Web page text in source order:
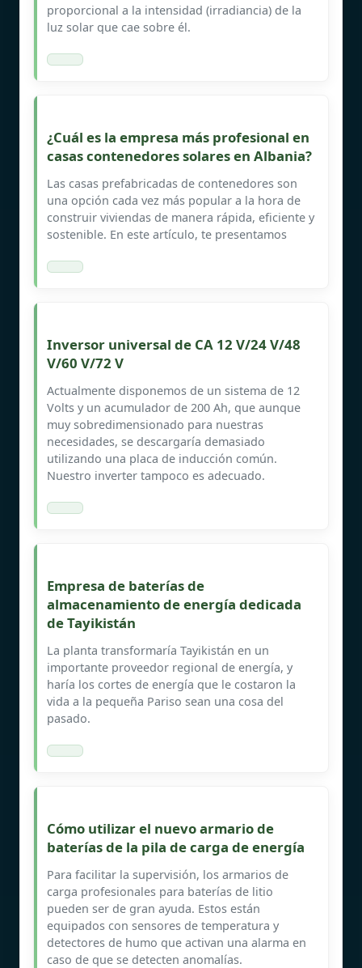
proporcional a la intensidad (irradiancia) de la
luz solar que cae sobre él.
¿Cuál es la empresa más profesional en
casas contenedores solares en Albania?
Las casas prefabricadas de contenedores son
una opción cada vez más popular a la hora de
construir viviendas de manera rápida, eficiente y
sostenible. En este artículo, te presentamos
Inversor universal de CA 12 V/24 V/48
V/60 V/72 V
Actualmente disponemos de un sistema de 12
Volts y un acumulador de 200 Ah, que aunque
muy sobredimensionado para nuestras
necesidades, se descargaría demasiado
utilizando una placa de inducción común.
Nuestro inverter tampoco es adecuado.
Empresa de baterías de
almacenamiento de energía dedicada
de Tayikistán
La planta transformaría Tayikistán en un
importante proveedor regional de energía, y
haría los cortes de energía que le costaron la
vida a la pequeña Pariso sean una cosa del
pasado.
Cómo utilizar el nuevo armario de
baterías de la pila de carga de energía
Para facilitar la supervisión, los armarios de
carga profesionales para baterías de litio
pueden ser de gran ayuda. Estos están
equipados con sensores de temperatura y
detectores de humo que activan una alarma en
caso de que se detecten anomalías.